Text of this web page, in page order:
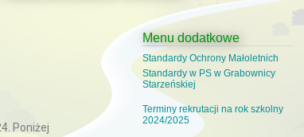
Poniżej
Menu dodatkowe
Standardy Ochrony Małoletnich
Standardy w PS w Grabownicy
Starzeńskiej
Terminy rekrutacji na rok szkolny
2024/2025